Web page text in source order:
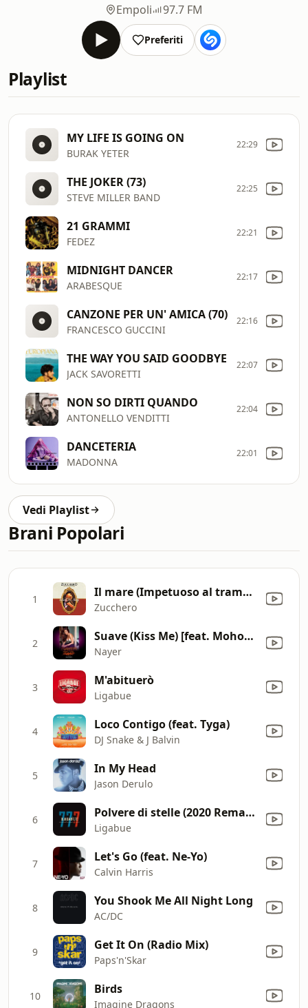
Empoli
97.7 FM
Preferiti
Playlist
MY LIFE IS GOING ON
BURAK YETER
22:29
THE JOKER (73)
STEVE MILLER BAND
22:25
21 GRAMMI
FEDEZ
22:21
MIDNIGHT DANCER
ARABESQUE
22:17
CANZONE PER UN' AMICA (70)
FRANCESCO GUCCINI
22:16
THE WAY YOU SAID GOODBYE
JACK SAVORETTI
22:07
NON SO DIRTI QUANDO
ANTONELLO VENDITTI
22:04
DANCETERIA
MADONNA
22:01
Vedi Playlist
Brani Popolari
1 Il mare (Impetuoso al tramonto sali'sulla luna e dietro una tendina di stelle...) [Live 2008]
Zucchero
2 Suave (Kiss Me) [feat. Mohombi & Pitbull]
Nayer
3 M'abituerò
Ligabue
4 Loco Contigo (feat. Tyga)
DJ Snake & J Balvin
5 In My Head
Jason Derulo
6 Polvere di stelle (2020 Remaster)
Ligabue
7 Let's Go (feat. Ne-Yo)
Calvin Harris
8 You Shook Me All Night Long
AC/DC
9 Get It On (Radio Mix)
Paps'n'Skar
10 Birds
Imagine Dragons